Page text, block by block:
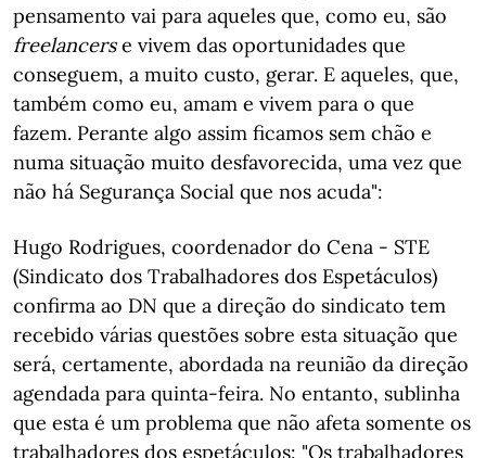
pensamento vai para aqueles que, como eu, são
freelancerse vivem das oportunidades que
conseguem, a muito custo, gerar. E aqueles, que,
também como eu, amam e vivem para o que
fazem. Perante algo assim ficamos sem chão e
numa situação muito desfavorecida, uma vez que
não há Segurança Social que nos acuda":
Hugo Rodrigues, coordenador do Cena - STE
(Sindicato dos Trabalhadores dos Espetáculos)
confirma ao DN que a direção do sindicato tem
recebido várias questões sobre esta situação que
será, certamente, abordada na reunião da direção
agendada para quinta-feira. No entanto, sublinha
que esta é um problema que não afeta somente os
trabalhadores dos espetáculos: "Os trabalhadores